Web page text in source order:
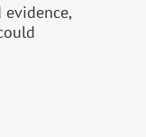
evidence,